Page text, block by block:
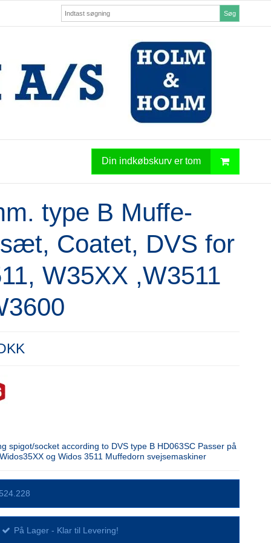
Søg
Din indkøbskurv er tom
type B Muffe-
Coatet, DVS for
W35XX ,W3511
spigot/socket according to DVS type B HD063SC Passer på
og Widos 3511 Muffedorn svejsemaskiner
524.228
På Lager - Klar til Levering!